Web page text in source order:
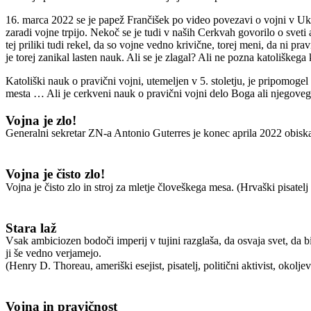
16. marca 2022 se je papež Frančišek po video povezavi o vojni v
zaradi vojne trpijo. Nekoč se je tudi v naših Cerkvah govorilo o
tej priliki tudi rekel, da so vojne vedno krivične, torej meni, da ni
je torej zanikal lasten nauk. Ali se je zlagal? Ali ne pozna
Katoliški nauk o pravični vojni, utemeljen v 5. stoletju, je
mesta … Ali je cerkveni nauk o pravični vojni delo Boga ali
Vojna je zlo!
Generalni sekretar ZN-a Antonio Guterres je konec aprila 2022
Vojna je čisto zlo!
Vojna je čisto zlo in stroj za mletje človeškega mesa. (Hrvaški
Stara laž
Vsak ambiciozen bodoči imperij v tujini razglaša, da osvaja svet, da
ji še vedno verjamejo.
(Henry D. Thoreau, ameriški esejist, pisatelj, politični aktivist,
Vojna in pravičnost